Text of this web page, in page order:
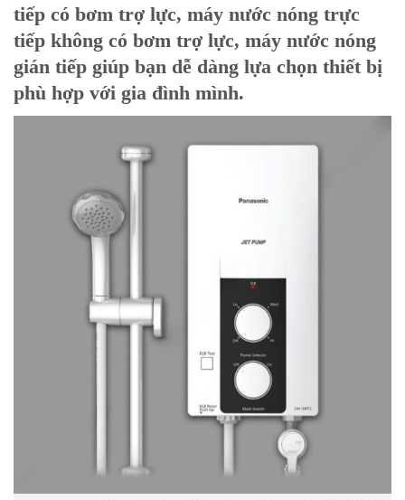
tiếp có bơm trợ lực, máy nước nóng trực
tiếp không có bơm trợ lực, máy nước nóng
gián tiếp giúp bạn dễ dàng lựa chọn thiết bị
phù hợp với gia đình mình.